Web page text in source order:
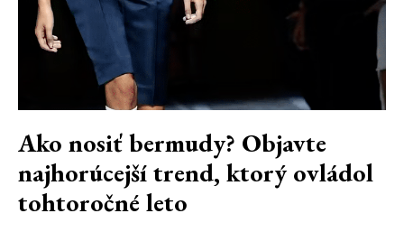
Ako nosiť bermudy? Objavte
najhorúcejší trend, ktorý ovládol
tohtoročné leto